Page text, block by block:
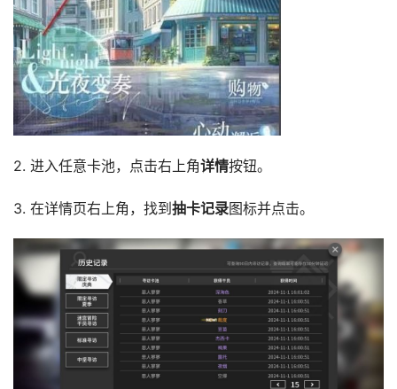
2. 进入任意卡池，点击右上角详情按钮。
3. 在详情页右上角，找到 抽卡记录图标并点击。